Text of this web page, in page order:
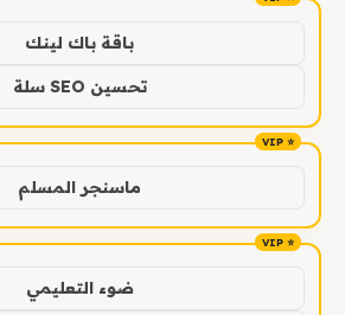
باقة باك لينك
تحسين SEO سلة
ماسنجر المسلم
ضوء التعليمي